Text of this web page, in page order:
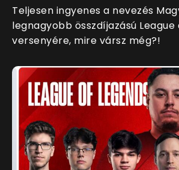
Teljesen ingyenes a nevezés
legnagyobb összdíjazású League
versenyére, mire vársz még?!